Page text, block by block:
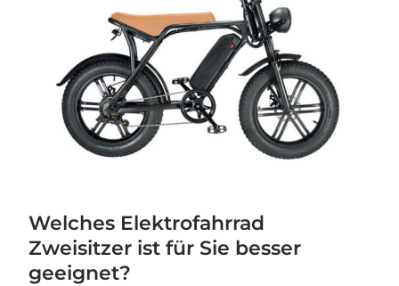
Welches Elektrofahrrad
Zweisitzer ist für Sie besser
geeignet?